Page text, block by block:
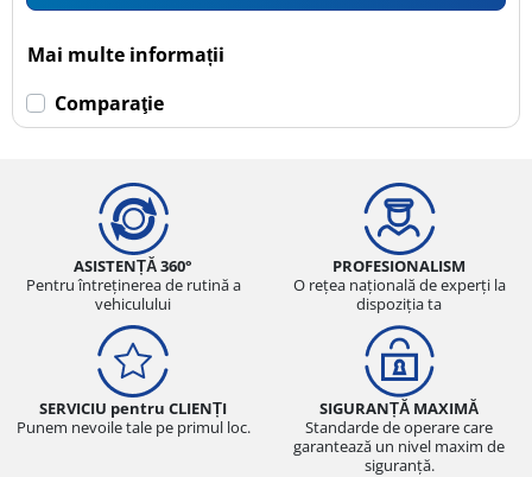
Mai multe informații
Comparaţie
ASISTENȚĂ 360°
Pentru întreținerea de rutină a
vehiculului
PROFESIONALISM
O rețea națională de experți la
dispoziția ta
SERVICIU pentru CLIENȚI
Punem nevoile tale pe primul loc.
SIGURANȚĂ MAXIMĂ
Standarde de operare care
garantează un nivel maxim de
siguranță.